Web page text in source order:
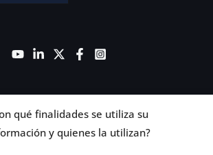
qué finalidades se utiliza su
y quienes la utilizan?